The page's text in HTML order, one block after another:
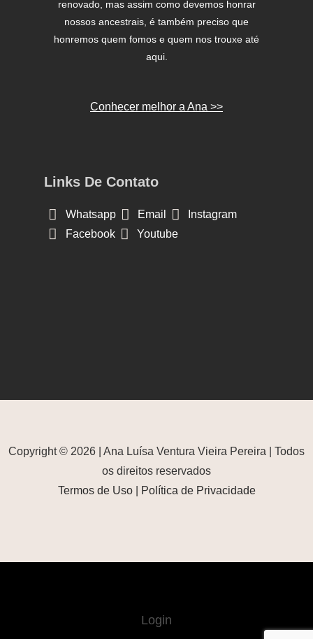
renovado, mas assim como devemos honrar
nossos ancestrais, é também preciso que
honremos quem fomos e quem nos trouxe até
aqui.
Conhecer melhor a Ana >>
Links De Contato
Whatsapp Email
Instagram
Facebook
Youtube
Copyright © 2026 | Ana Luísa Ventura Vieira Pereira | Todos
os direitos reservados
Termos de Uso| Política de Privacidade
Login